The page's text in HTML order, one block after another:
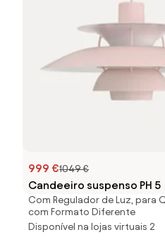
999 €1049 €
Candeeiro suspenso PH 5
Com Regulador de Luz, para
com Formato Diferente
Disponível na lojas virtuais 2